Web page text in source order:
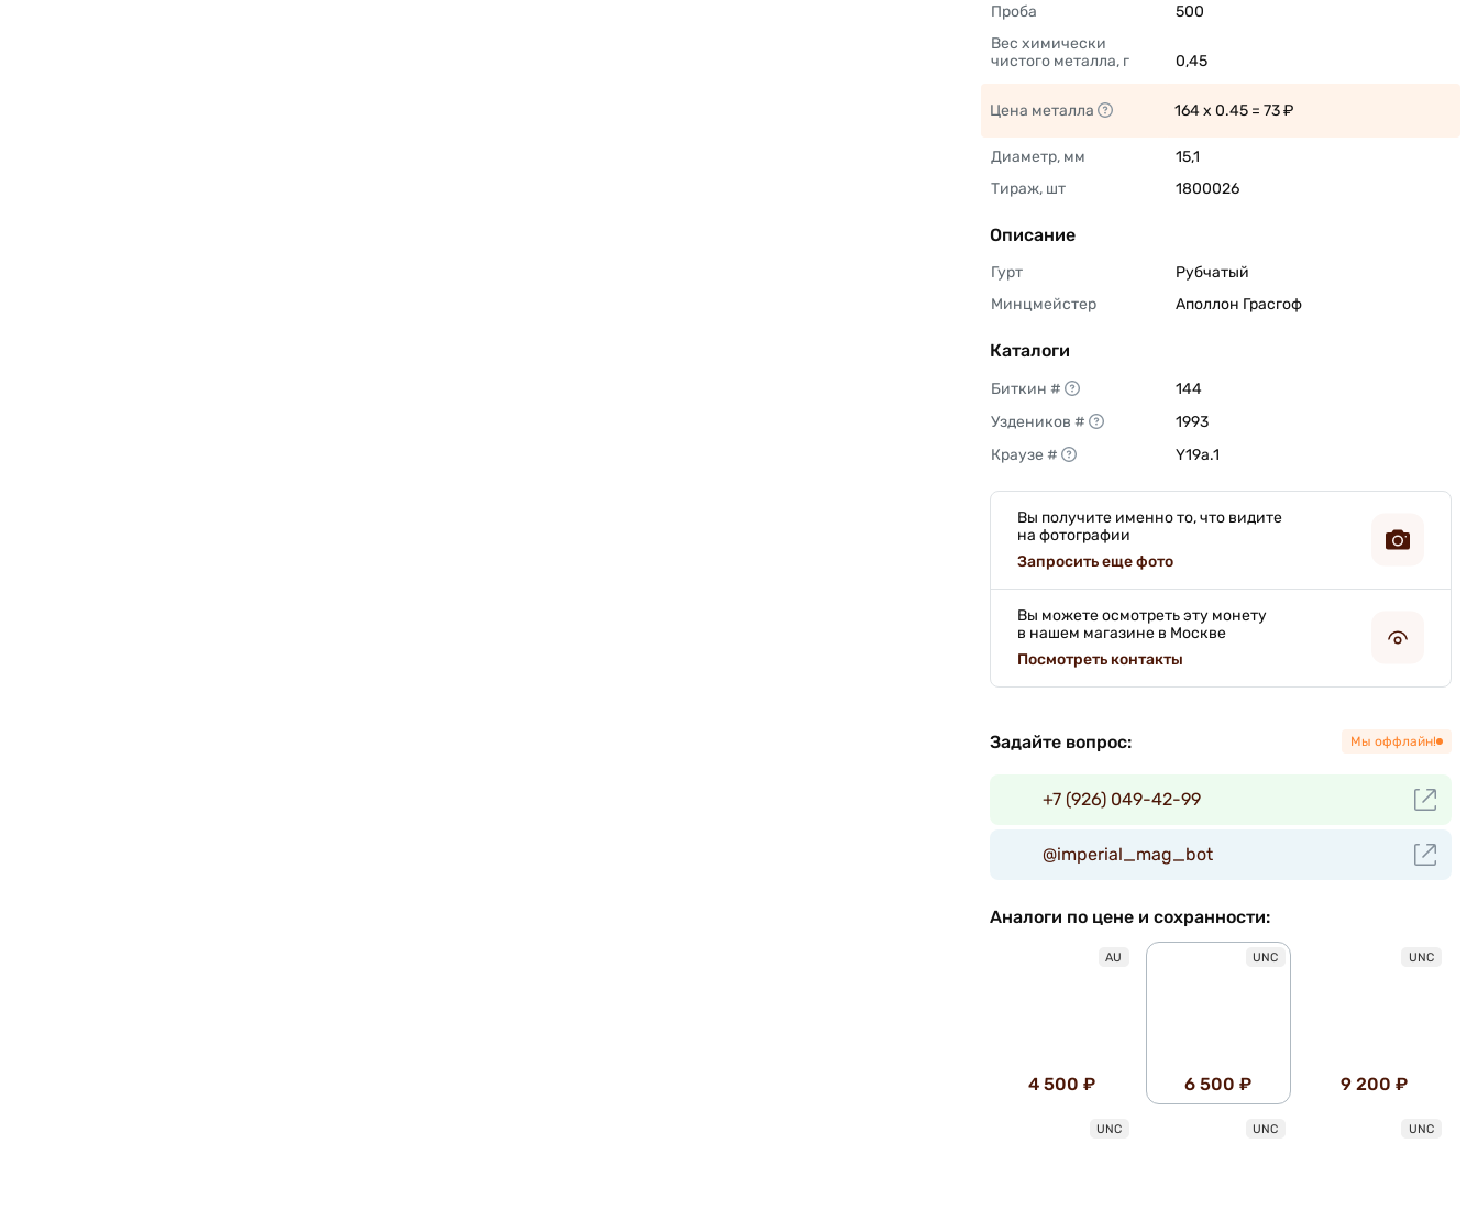
Проба
500
Вес химически
чистого металла, г
0,45
Цена металла 164 x 0.45 = 73 ₽
Диаметр, мм
15,1
Тираж, шт
1800026
Описание
Гурт
Рубчатый
Минцмейстер
Аполлон Грасгоф
Каталоги
Биткин #
144
Уздеников #
1993
Краузе #
Y19a.1
Вы получите именно то, что видите
на фотографии
Запросить еще фото
Вы можете осмотреть эту монету
в нашем магазине в Москве
Посмотреть контакты
Задайте вопрос: Мы оффлайн!
+7 (926) 049-42-99
@imperial_mag_bot
Аналоги по цене и сохранности:
AU
4 500 ₽
UNC
6 500 ₽
UNC
9 200 ₽
UNC UNC UNC